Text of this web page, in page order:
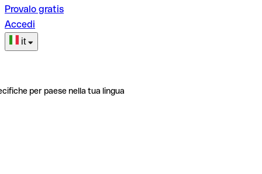
Provalo gratis
Accedi
it
per paese nella tua lingua